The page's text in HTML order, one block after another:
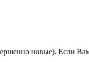
новые). Если